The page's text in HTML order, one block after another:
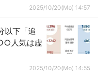
…(ﾄﾞﾝ引2025/10/20(Mo) 14:57
以下「追
人気は虚
2025/10/20(Mo) 14:55